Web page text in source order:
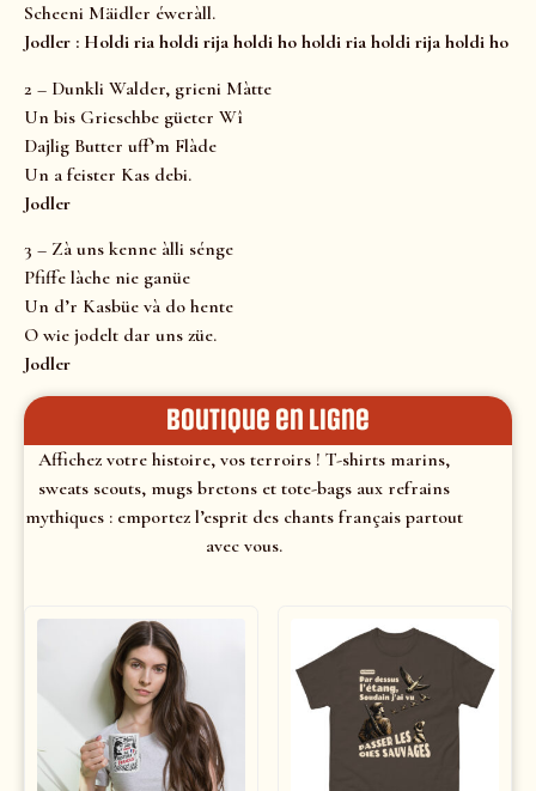
Scheeni Mäidler éweràll.
Jodler : Holdi ria holdi rija holdi ho holdi ria holdi rija holdi ho
2 – Dunkli Walder, grieni Màtte
Un bis Grieschbe güeter Wî
Dajlig Butter uff’m Flàde
Un a feister Kas debi.
Jodler
3 – Zà uns kenne àlli sénge
Pfiffe làche nie ganüe
Un d’r Kasbüe và do hente
O wie jodelt dar uns züe.
Jodler
Boutique en ligne
Affichez votre histoire, vos terroirs ! T-shirts marins,
sweats scouts, mugs bretons et tote-bags aux refrains
mythiques : emportez l’esprit des chants français partout
avec vous.